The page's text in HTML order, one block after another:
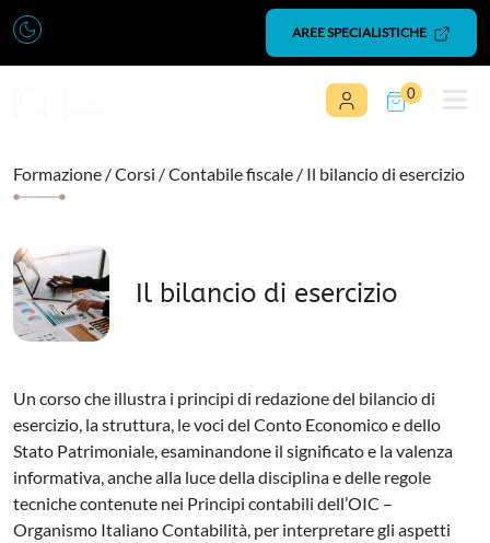
Vai al contenuto
AREE SPECIALISTICHE
0
Formazione /Corsi /Contabile fiscale / Il bilancio di esercizio
Il bilancio di esercizio
Un corso che illustra i principi di redazione del bilancio di
esercizio, la struttura, le voci del Conto Economico e dello
Stato Patrimoniale, esaminandone il significato e la valenza
informativa, anche alla luce della disciplina e delle regole
tecniche contenute nei Principi contabili dell’OIC –
Organismo Italiano Contabilità, per interpretare gli aspetti